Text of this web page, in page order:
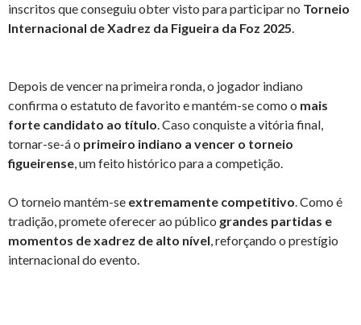
inscritos que conseguiu obter visto para participar no Torneio
Internacional de Xadrez da Figueira da Foz 2025.
Depois de vencer na primeira ronda, o jogador indiano
confirma o estatuto de favorito e mantém-se como o mais
forte candidato ao título. Caso conquiste a vitória final,
tornar-se-á o primeiro indiano a vencer o torneio
figueirense, um feito histórico para a competição.
O torneio mantém-se extremamente competitivo. Como é
tradição, promete oferecer ao público grandes partidas e
momentos de xadrez de alto nível, reforçando o prestígio
internacional do evento.